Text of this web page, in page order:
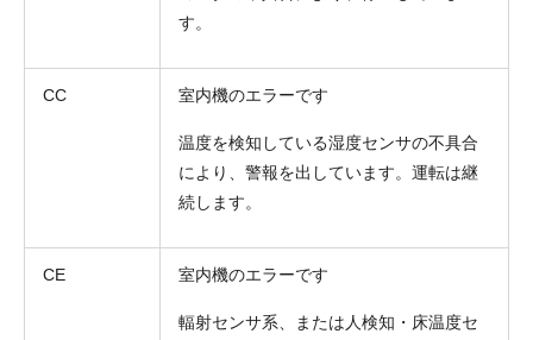
す。
CC 室内機のエラーです
温度を検知している湿度センサの不具合
により、警報を出しています。運転は継
続します。
CE 室内機のエラーです
輻射センサ系、または人検知・床温度セ